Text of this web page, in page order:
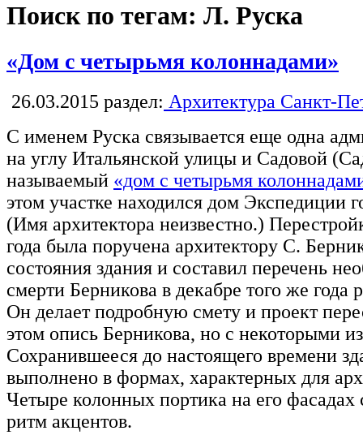
Поиск по тегам: Л. Руска
«Дом с четырьмя колоннадами»
26.03.2015 раздел: Архитектура Санкт-
С именем Руска связывается еще одна
на углу Итальянской улицы и Садовой
называемый «дом с четырьмя
этом участке находился дом Экспедиции
(Имя архитектора неизвестно.)
года была поручена архитектору С.
состояния здания и составил перечень
смерти Берникова в декабре того же
Он делает подробную смету и проект
этом опись Берникова, но с некоторыми
Сохранившееся до настоящего времени
выполнено в формах, характерных для
Четыре колонных портика на его фасадах
ритм акцентов.